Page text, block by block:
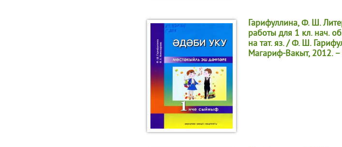
Гарифуллина, Ф. Ш.
работы для 1 кл. нач.
на тат. яз. / Ф. Ш.
Магариф-Вакыт, 2012. –